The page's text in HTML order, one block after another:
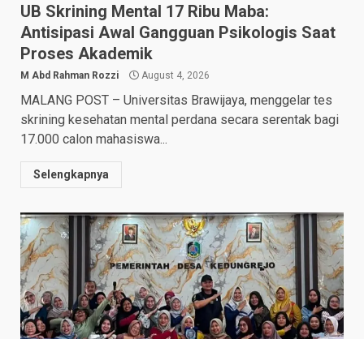
UB Skrining Mental 17 Ribu Maba:
Antisipasi Awal Gangguan Psikologis Saat
Proses Akademik
M Abd Rahman Rozzi August 4, 2026
MALANG POST – Universitas Brawijaya, menggelar tes
skrining kesehatan mental perdana secara serentak bagi
17.000 calon mahasiswa...
Selengkapnya